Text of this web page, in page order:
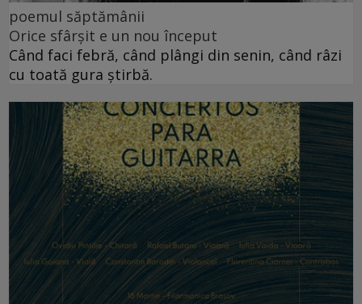
poemul săptămânii
Orice sfârșit e un nou început
Când faci febră, când plângi din senin, când râzi
cu toată gura știrbă.